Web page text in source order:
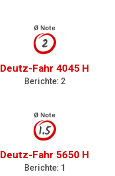
Ø Note
2
Deutz-Fahr 4045 H
Berichte: 2
Ø Note
1.5
Deutz-Fahr 5650 H
Berichte: 1